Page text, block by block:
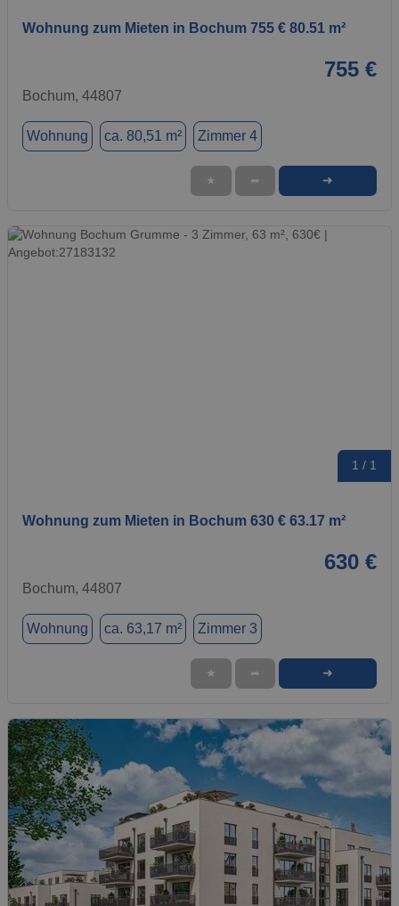
Wohnung zum Mieten in Bochum 755 € 80.51 m²
755 €
Bochum, 44807
Wohnung ca. 80,51 m² Zimmer 4
★ ➦ ➜
1 / 1
Wohnung zum Mieten in Bochum 630 € 63.17 m²
630 €
Bochum, 44807
Wohnung ca. 63,17 m² Zimmer 3
★ ➦ ➜